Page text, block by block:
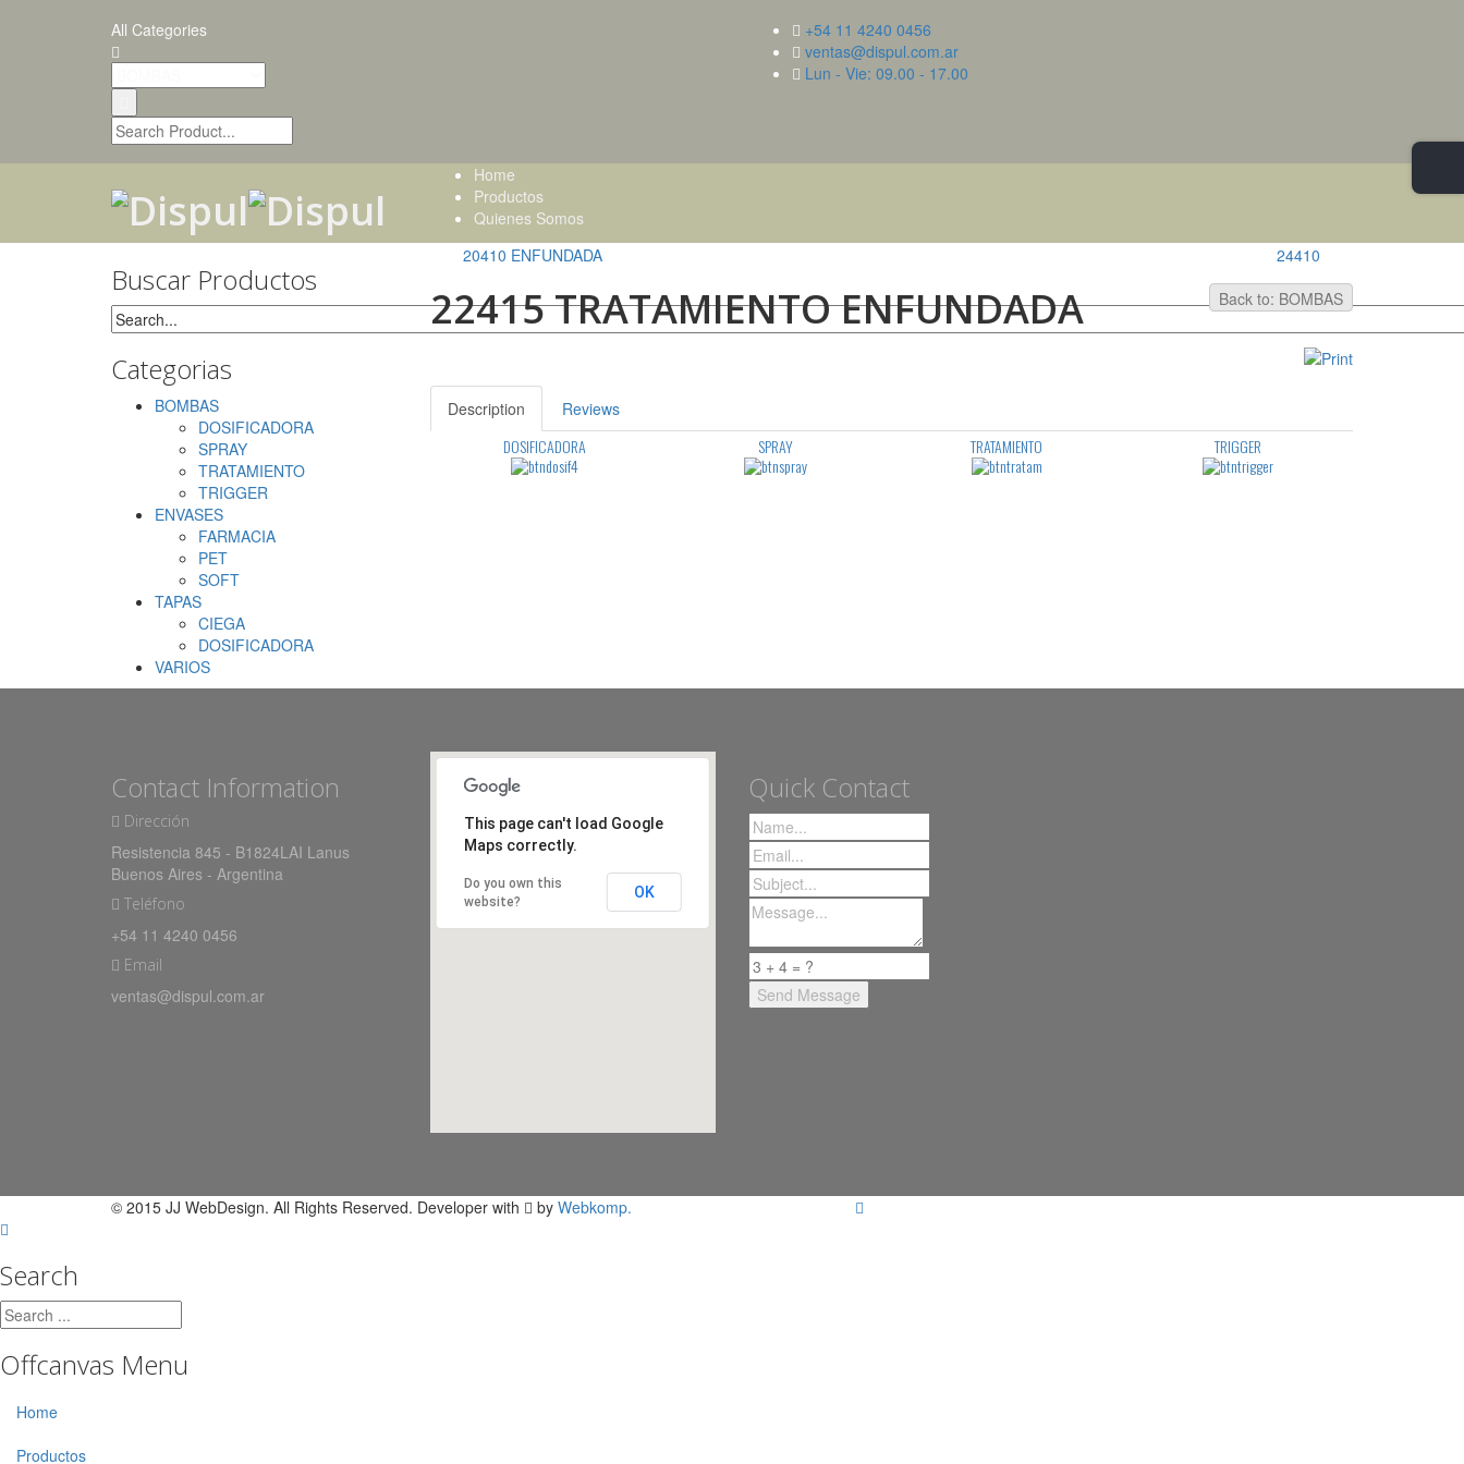
All Categories
+54 11 4240 0456
ventas@dispul.com.ar
Lun - Vie: 09.00 - 17.00
Home
Productos
Quienes Somos
Buscar Productos
Categorias
BOMBAS
DOSIFICADORA
SPRAY
TRATAMIENTO
TRIGGER
ENVASES
FARMACIA
PET
SOFT
TAPAS
CIEGA
DOSIFICADORA
VARIOS
20410 ENFUNDADA
24410
Back to: BOMBAS
22415 TRATAMIENTO ENFUNDADA
Description Reviews
DOSIFICADORA SPRAY TRATAMIENTO TRIGGER
Contact Information
Dirección
Resistencia 845 - B1824LAI Lanus
Buenos Aires - Argentina
Teléfono
+54 11 4240 0456
Email
ventas@dispul.com.ar
This page can't load Google
Maps correctly.
Do you own this
website?
OK
Quick Contact
© 2015 JJ WebDesign. All Rights Reserved. Developer with by Webkomp.
Search
Offcanvas Menu
Home
Productos